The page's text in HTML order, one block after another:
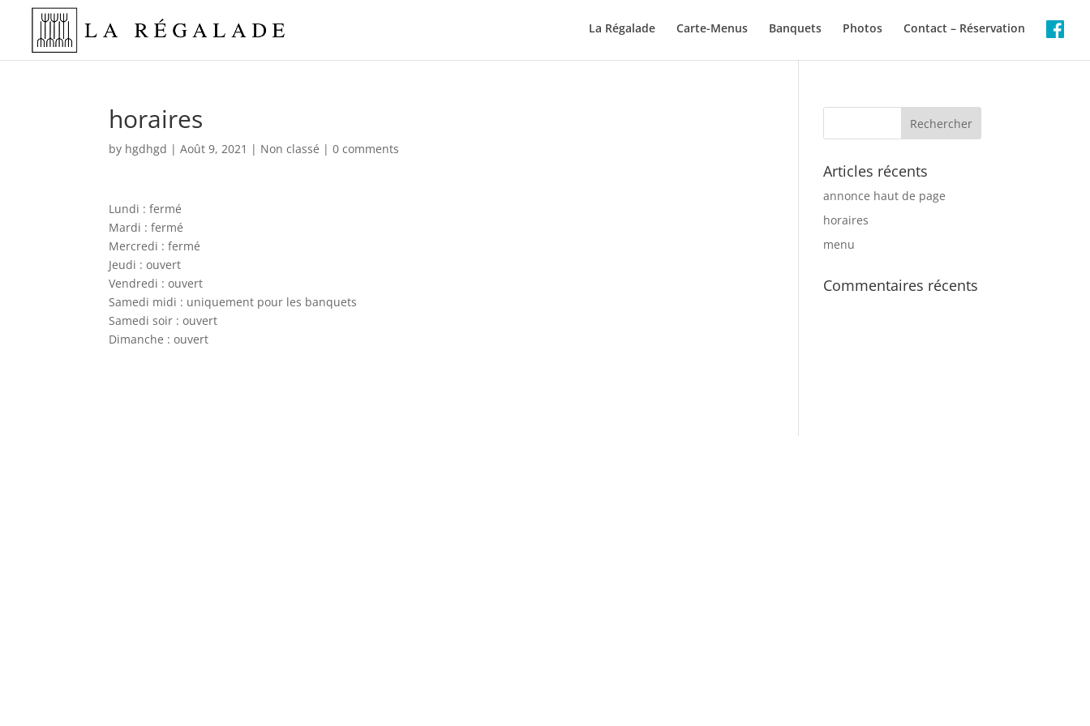
La Régalade Carte-Menus Banquets Photos Contact – Réservation
horaires
by hgdhgd |Août 9, 2021 | Non classé |0 comments
Lundi : fermé
Mardi : fermé
Mercredi : fermé
Jeudi : ouvert
Vendredi : ouvert
Samedi midi : uniquement pour les banquets
Samedi soir : ouvert
Dimanche : ouvert
Articles récents
annonce haut de page
horaires
menu
Commentaires récents